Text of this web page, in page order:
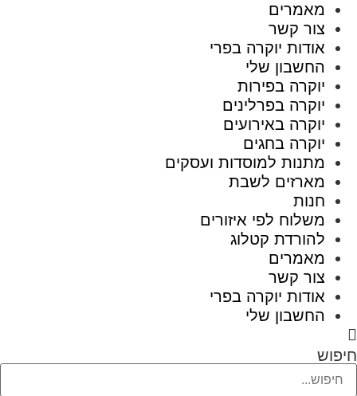
מאמרים
צור קשר
אודות יוקרה בפרי
החשבון שלי
יוקרה בפירות
יוקרה בפרלינים
יוקרה באירועים
יוקרה בחגים
מתנות למוסדות ועסקים
מארזים לשבת
חנות
משלוח לפי איזורים
להורדת קטלוג
מאמרים
צור קשר
אודות יוקרה בפרי
החשבון שלי
חיפוש